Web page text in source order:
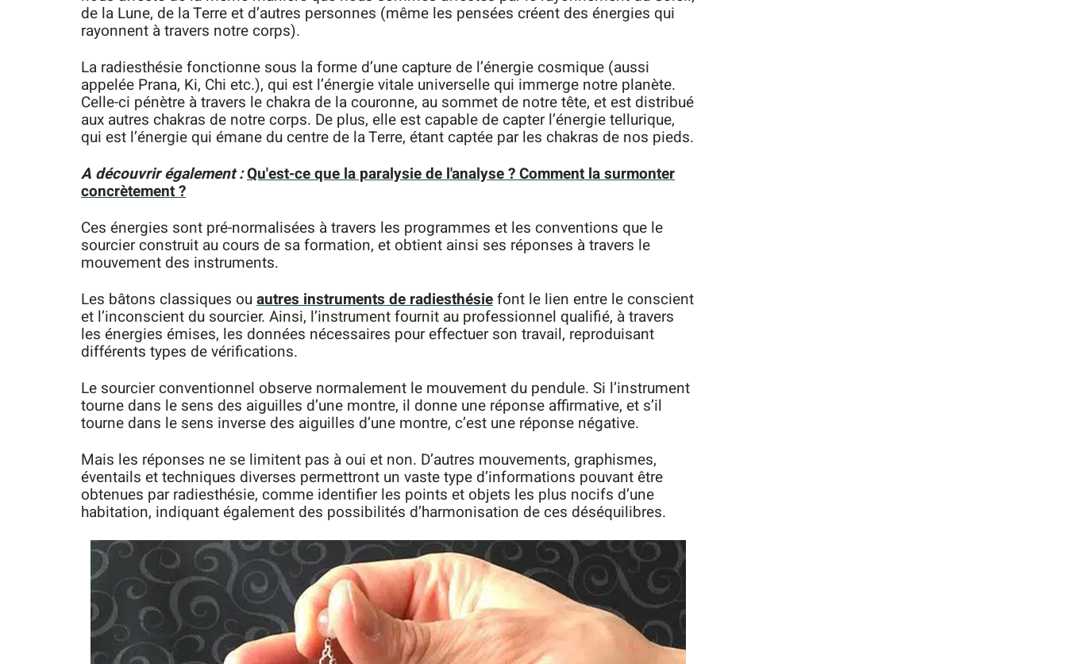
de la Lune, de la Terre et d’autres personnes (même les pensées créent des énergies qui
rayonnent à travers notre corps).
La radiesthésie fonctionne sous la forme d’une capture de l’énergie cosmique (aussi
appelée Prana, Ki, Chi etc.), qui est l’énergie vitale universelle qui immerge notre planète.
Celle-ci pénètre à travers le chakra de la couronne, au sommet de notre tête, et est distribué
aux autres chakras de notre corps. De plus, elle est capable de capter l’énergie tellurique,
qui est l’énergie qui émane du centre de la Terre, étant captée par les chakras de nos pieds.
A découvrir également :Qu'est-ce que la paralysie de l'analyse ? Comment la surmonter
concrètement ?
Ces énergies sont pré-normalisées à travers les programmes et les conventions que le
sourcier construit au cours de sa formation, et obtient ainsi ses réponses à travers le
mouvement des instruments.
Les bâtons classiques ouautres instruments de radiesthésiefont le lien entre le conscient
et l’inconscient du sourcier. Ainsi, l’instrument fournit au professionnel qualifié, à travers
les énergies émises, les données nécessaires pour effectuer son travail, reproduisant
différents types de vérifications.
Le sourcier conventionnel observe normalement le mouvement du pendule. Si l’instrument
tourne dans le sens des aiguilles d’une montre, il donne une réponse affirmative, et s’il
tourne dans le sens inverse des aiguilles d’une montre, c’est une réponse négative.
Mais les réponses ne se limitent pas à oui et non. D’autres mouvements, graphismes,
éventails et techniques diverses permettront un vaste type d’informations pouvant être
obtenues par radiesthésie, comme identifier les points et objets les plus nocifs d’une
habitation, indiquant également des possibilités d’harmonisation de ces déséquilibres.